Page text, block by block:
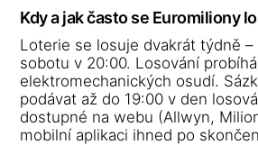
Kdy a jak často se Euromiliony
Loterie se losuje dvakrát týdně
sobotu v 20:00. Losování
elektromechanických osudí.
podávat až do 19:00 v den
dostupné na webu (Allwyn,
mobilní aplikaci ihned po